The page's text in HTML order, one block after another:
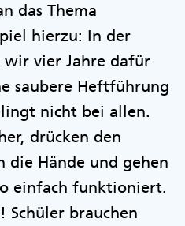
das Thema
hierzu: In der
wir vier Jahre dafür
saubere Heftführung
nicht bei allen.
drücken den
die Hände und gehen
einfach funktioniert.
Schüler brauchen